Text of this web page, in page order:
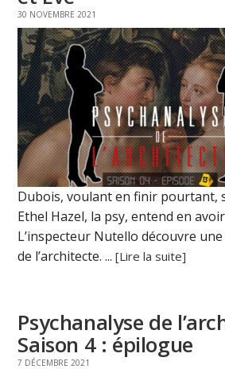
30 NOVEMBRE 2021
Dubois, voulant en finir pourtant,
Ethel Hazel, la psy, entend en
L’inspecteur Nutello découvre
de l’architecte. ...[Lire la suite]
Psychanalyse de
Saison 4 : épilogue
7 DÉCEMBRE 2021